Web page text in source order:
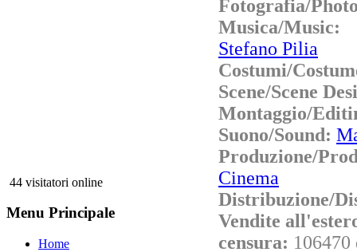
44 visitatori online
Menu Principale
Home
Fotografia/
Musica/
Stefano Pilia
Costumi/
Scene/Scene
Montaggio/
Suono/Sound:
Produzione/
Cinema
Distribuzione/
Vendite
censura: